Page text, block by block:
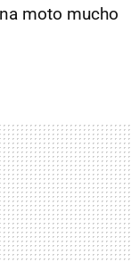
moto mucho